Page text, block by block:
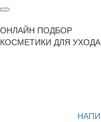
ОНЛАЙН ПОДБОР
КОСМЕТИКИ ДЛЯ